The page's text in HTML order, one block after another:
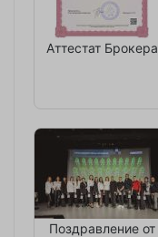
Аттестат Брокера
Поздравление от